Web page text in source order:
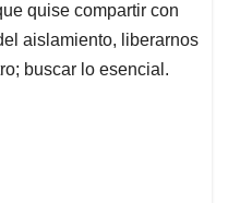
quise compartir con
aislamiento, liberarnos
buscar lo esencial.